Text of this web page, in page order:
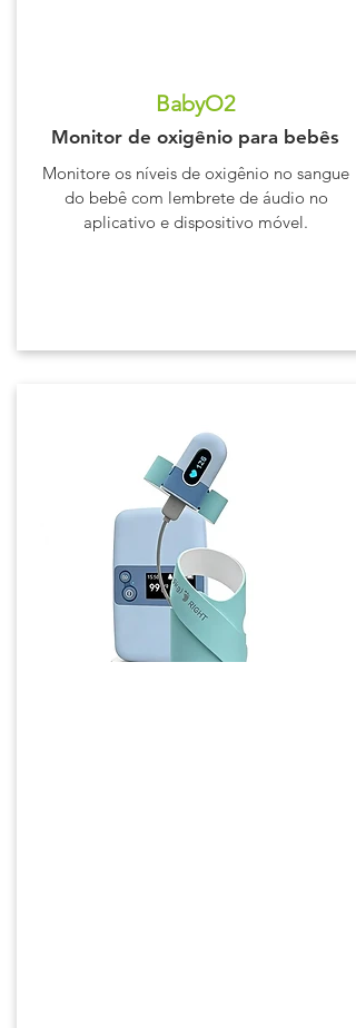
BabyO2
Monitor de oxigênio para bebês
Monitore os níveis de oxigênio no sangue
do bebê com lembrete de áudio no
aplicativo e dispositivo móvel.